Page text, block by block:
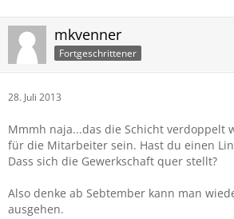
mkvenner
Fortgeschrittener
28. Juli 2013
Mmmh naja...das die Schicht verdoppelt
für die Mitarbeiter sein. Hast du einen
Dass sich die Gewerkschaft quer stellt?
Also denke ab Sebtember kann man
ausgehen.